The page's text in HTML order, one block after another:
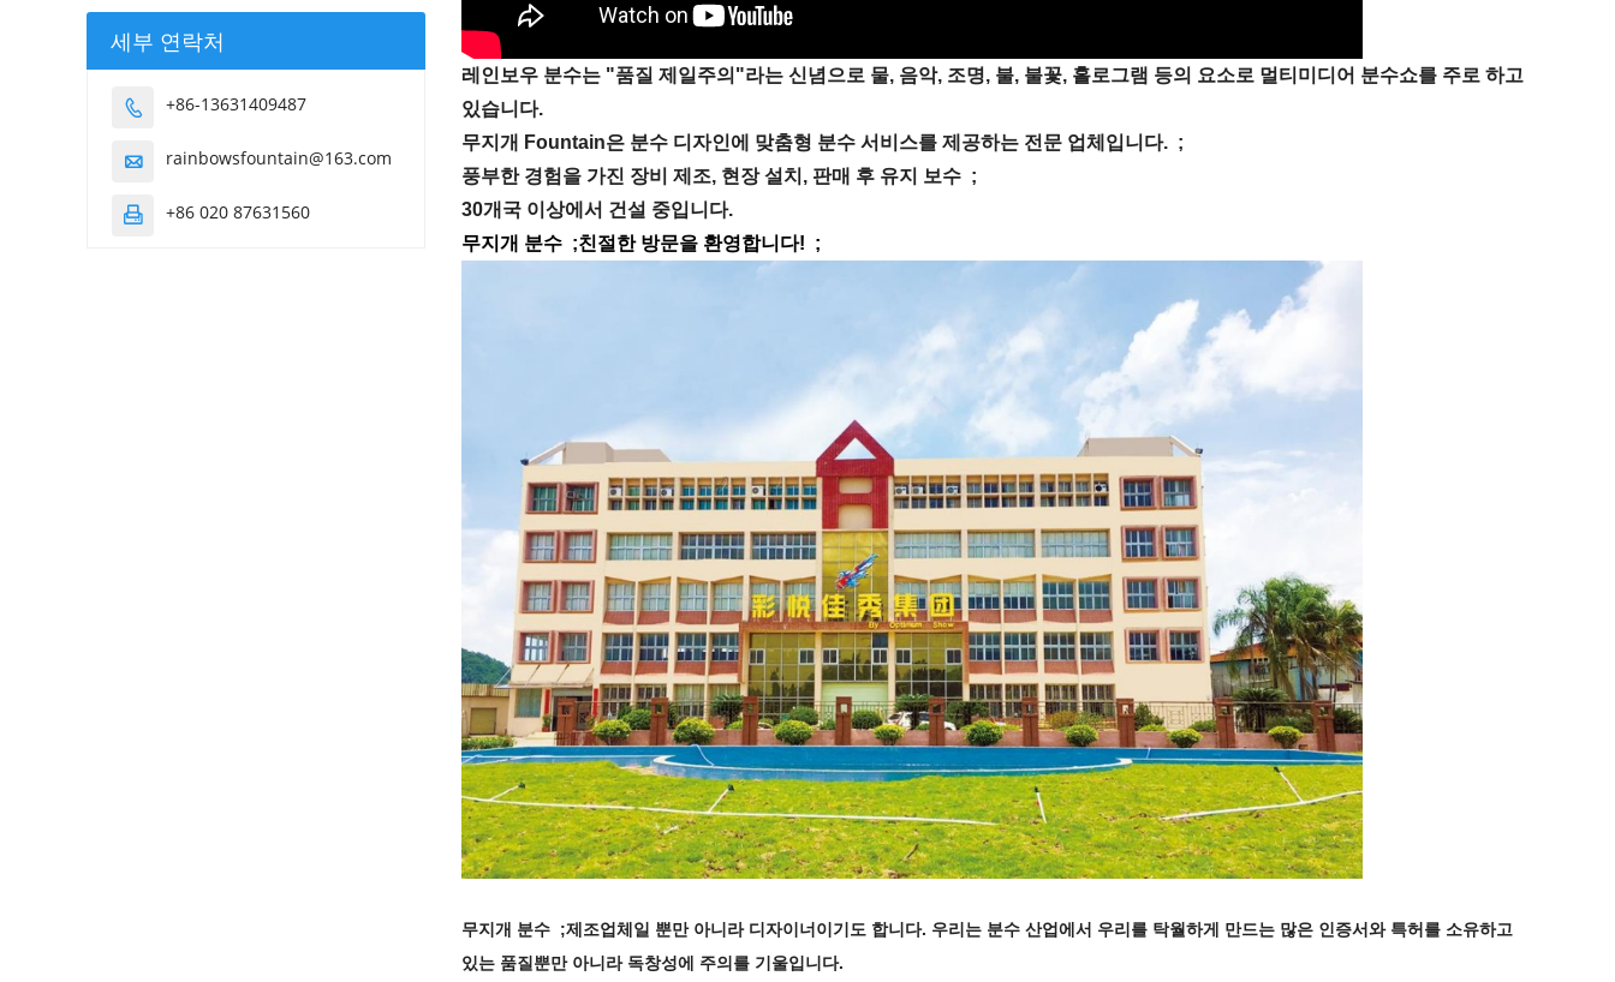
레인보우 분수는 "품질 제일주의"라는 신념으로 물, 음악, 조명, 불, 불꽃, 홀로그램 등의 요소로 멀티미디어 분수쇼를 주로 하고
있습니다.
무지개 Fountain은 분수 디자인에 맞춤형 분수 서비스를 제공하는 전문 업체입니다. ;
풍부한 경험을 가진 장비 제조, 현장 설치, 판매 후 유지 보수 ;
30개국 이상에서 건설 중입니다.
무지개 분수 ;친절한 방문을 환영합니다! ;
무지개 분수 ;제조업체일 뿐만 아니라 디자이너이기도 합니다. 우리는 분수 산업에서 우리를 탁월하게 만드는 많은 인증서와 특허를 소유하고
있는 품질뿐만 아니라 독창성에 주의를 기울입니다.
세부 연락처
 +86-13631409487
 rainbowsfountain@163.com
 +86 020 87631560